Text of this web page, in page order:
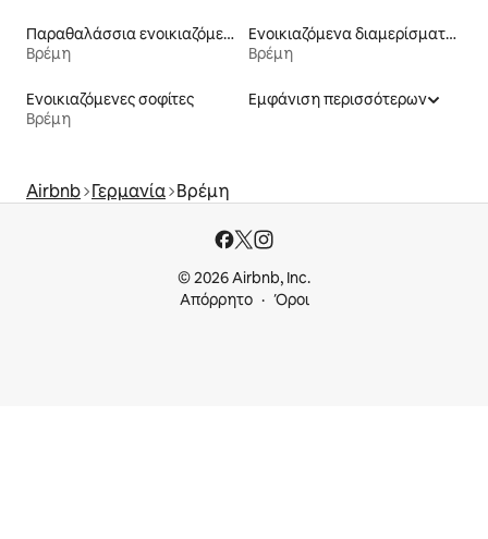
Παραθαλάσσια ενοικιαζόμενα
Βρέμη
Ενοικιαζόμενα διαμερίσματα με υπηρεσίες εξυπηρέτησης
Βρέμη
Ενοικιαζόμενες σοφίτες
Βρέμη
Εμφάνιση περισσότερων
Airbnb Γερμανία Βρέμη
© 2026 Airbnb, Inc.
Απόρρητο
Όροι